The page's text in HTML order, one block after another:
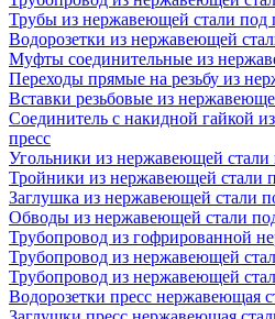
Трубы из нержавеющей стали под
Водорозетки из нержавеющей
Муфты соединительные из
Переходы прямые на резьбу из
Вставки резьбовые из
Соединитель с накидной гайкой
пресс
Угольники из нержавеющей стали
Тройники из нержавеющей стали
Заглушка из нержавеющей стали
Обводы из нержавеющей стали
Трубопровод из гофрированной
Трубопровод из нержавеющей
Трубопровод из нержавеющей
Водорозетки пресс нержавеющая